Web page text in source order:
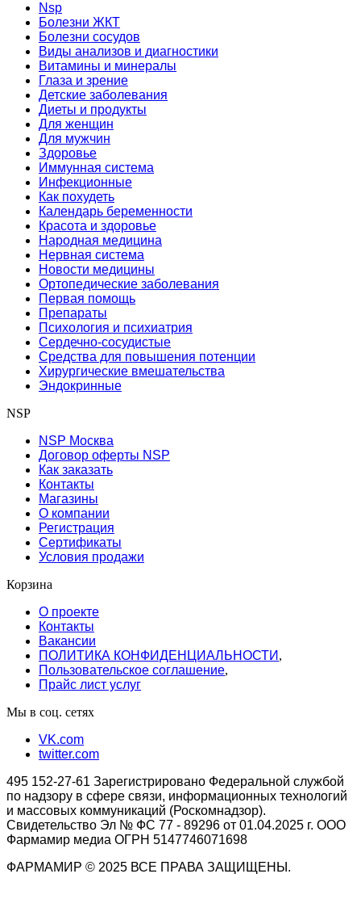
Nsp
Болезни ЖКТ
Болезни сосудов
Виды анализов и диагностики
Витамины и минералы
Глаза и зрение
Детские заболевания
Диеты и продукты
Для женщин
Для мужчин
Здоровье
Иммунная система
Инфекционные
Как похудеть
Календарь беременности
Красота и здоровье
Народная медицина
Нервная система
Новости медицины
Ортопедические заболевания
Первая помощь
Препараты
Психология и психиатрия
Сердечно-сосудистые
Средства для повышения потенции
Хирургические вмешательства
Эндокринные
NSP
NSP Москва
Договор оферты NSP
Как заказать
Контакты
Магазины
О компании
Регистрация
Сертификаты
Условия продажи
Корзина
О проекте
Контакты
Вакансии
ПОЛИТИКА КОНФИДЕНЦИАЛЬНОСТИ ,
Пользовательское соглашение,
Прайс лист услуг
Мы в соц. сетях
VK.com
twitter.com
495 152-27-61 Зарегистрировано Федеральной службой
по надзору в сфере связи, информационных технологий
и массовых коммуникаций (Роскомнадзор).
Свидетельство Эл № ФС 77 - 89296 от 01.04.2025 г. ООО
Фармамир медиа ОГРН 5147746071698
ФАРМАМИР © 2025 ВСЕ ПРАВА ЗАЩИЩЕНЫ.